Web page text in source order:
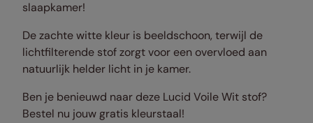
slaapkamer!
De zachte witte kleur is beeldschoon, terwijl de
lichtfilterende stof zorgt voor een overvloed aan
natuurlijk helder licht in je kamer.
Ben je benieuwd naar deze Lucid Voile Wit stof?
Bestel nu jouw gratis kleurstaal!